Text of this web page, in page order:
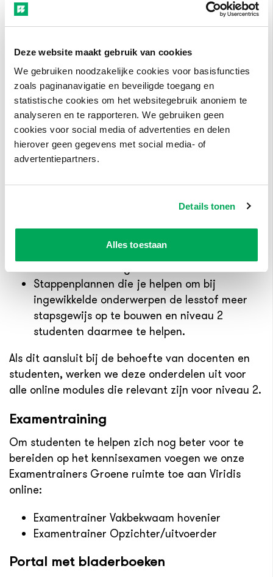
Deze website maakt gebruik van cookies
We gebruiken noodzakelijke cookies voor basisfuncties
zoals paginanavigatie en beveiligde toegang en
statistische cookies om het websitegebruik anoniem te
analyseren en te rapporteren. We gebruiken geen
cookies voor social media of advertenties en delen
hierover geen gegevens met social media- of
advertentiepartners.
Details tonen
Alles toestaan
Flitskaarten: met de nieuwe flitskaarten
kunnen studenten de begrippen extra
oefenen. De flitskaarten komen beschikbaar
bij de modules.
Ondersteuning voor niveau 2
We gaan docenten ondersteunen bij het gebruik
van het lesmateriaal voor niveau 2. In een pilot
proberen we de volgende ondersteuning uit:
Een docentenhandleiding die je helpt de
juiste accenten te leggen in de online
niveau 2 voorkennis kunt activeren voordat je
aan de module begint.
Stappenplannen die je helpen om bij
ingewikkelde onderwerpen de lesstof meer
stapsgewijs op te bouwen en niveau 2
studenten daarmee te helpen.
Als dit aansluit bij de behoefte van docenten en
studenten, werken we deze onderdelen uit voor
alle online modules die relevant zijn voor niveau 2.
Examentraining
Om studenten te helpen zich nog beter voor te
bereiden op het kennisexamen voegen we onze
Examentrainers Groene ruimte toe aan Viridis
online:
Examentrainer Vakbekwaam hovenier
Examentrainer Opzichter/uitvoerder
Portal met bladerboeken